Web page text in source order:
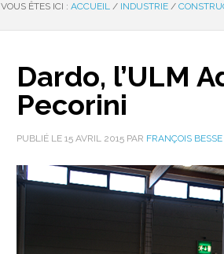
VOUS ÊTES ICI : ACCUEIL / INDUSTRIE /
Dardo, l’ULM
Pecorini
PUBLIÉ LE 15 AVRIL 2015 PAR FRANÇOIS BESSE